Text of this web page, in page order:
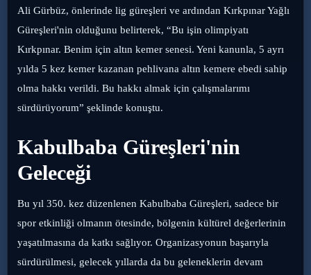
Ali Gürbüz, önlerinde lig güreşleri ve ardından Kırkpınar Yağlı
Güreşleri'nin olduğunu belirterek, “Bu işin olimpiyatı
Kırkpınar. Benim için altın kemer senesi. Yeni kanunla, 5 ayrı
yılda 5 kez kemer kazanan pehlivana altın kemere ebedi sahip
olma hakkı verildi. Bu hakkı almak için çalışmalarımı
sürdürüyorum” şeklinde konuştu.
Kabulbaba Güreşleri'nin
Geleceği
Bu yıl 350. kez düzenlenen Kabulbaba Güreşleri, sadece bir
spor etkinliği olmanın ötesinde, bölgenin kültürel değerlerinin
yaşatılmasına da katkı sağlıyor. Organizasyonun başarıyla
sürdürülmesi, gelecek yıllarda da bu geleneklerin devam